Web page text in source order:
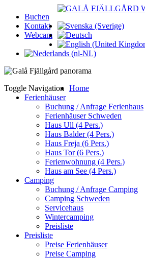
Buchen
Kontakt
Webcam
Toggle Navigation
Home
Ferienhäuser
Buchung / Anfrage Ferienhaus
Ferienhäuser Schweden
Haus Ull (4 Pers.)
Haus Balder (4 Pers.)
Haus Freja (6 Pers.)
Haus Tor (6 Pers.)
Ferienwohnung (4 Pers.)
Haus am See (4 Pers.)
Camping
Buchung / Anfrage Camping
Camping Schweden
Servicehaus
Wintercamping
Preisliste
Preisliste
Preise Ferienhäuser
Preise Camping